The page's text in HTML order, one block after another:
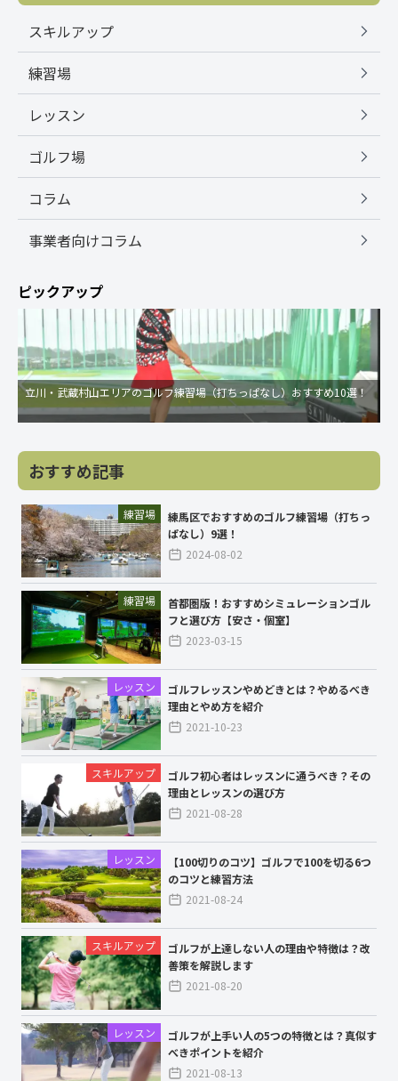
スキルアップ
練習場
レッスン
ゴルフ場
コラム
事業者向けコラム
ピックアップ
立川・武蔵村山エリアのゴルフ練習場（打ちっぱなし）おすすめ10選！
おすすめ記事
練習場
練馬区でおすすめのゴルフ練習場（打ちっ
ぱなし）9選！
2024-08-02
練習場
首都圏版！おすすめシミュレーションゴル
フと選び方【安さ・個室】
2023-03-15
レッスン
ゴルフレッスンやめどきとは？やめるべき
理由とやめ方を紹介
2021-10-23
スキルアップ
ゴルフ初心者はレッスンに通うべき？その
理由とレッスンの選び方
2021-08-28
レッスン
【100切りのコツ】ゴルフで100を切る6つ
のコツと練習方法
2021-08-24
スキルアップ
ゴルフが上達しない人の理由や特徴は？改
善策を解説します
2021-08-20
レッスン
ゴルフが上手い人の5つの特徴とは？真似す
べきポイントを紹介
2021-08-13